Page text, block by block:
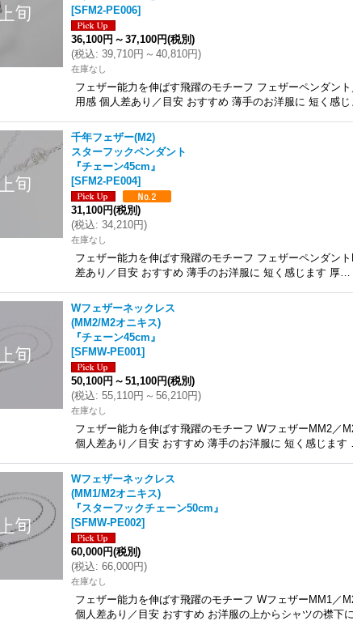
[SFM2-PE006]
36,100円 ～ 37,100円(税別)
(税込: 39,710円 ～ 40,810円)
在庫なし
フェザー能力を伸ばす飛躍のモチーフ フェザーペンダン
用感 個人差あり／目安 おすすめ 薄手のお洋服に 短く感じ
千年フェザー(M2)
スターフックペンダント
『チェーン45cm』
[SFM2-PE004]
31,100円(税別)
(税込: 34,210円)
在庫なし
フェザー能力を伸ばす飛躍のモチーフ フェザーペンダン
差あり／目安 おすすめ 薄手のお洋服に 短く感じます 厚…
Wフェザーネックレス
(MM2/M2オニキス)
『チェーン45cm』
[SFMW-PE001]
50,100円 ～ 51,100円(税別)
(税込: 55,110円 ～ 56,210円)
在庫なし
フェザー能力を伸ばす飛躍のモチーフ WフェザーMM2／
個人差あり／目安 おすすめ 薄手のお洋服に 短く感じます
Wフェザーネックレス
(MM1/M2オニキス)
『スターフックチェーン50cm』
[SFMW-PE002]
60,000円(税別)
(税込: 66,000円)
在庫なし
フェザー能力を伸ばす飛躍のモチーフ WフェザーMM1／
個人差あり／目安 おすすめ お洋服の上からシャツの襟下